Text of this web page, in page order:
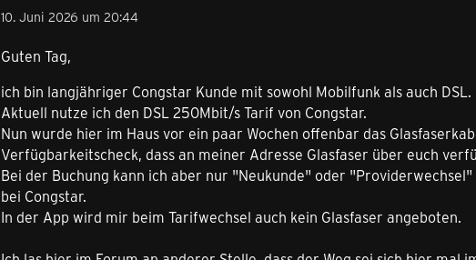
10. Juni 2026 um 20:44
Guten Tag,
ich bin langjähriger Congstar Kunde mit sowohl Mobilfunk als auch DSL.
Aktuell nutze ich den DSL 250Mbit/s Tarif von Congstar.
Nun wurde hier im Haus vor ein paar Wochen offenbar das
Verfügbarkeitscheck, dass an meiner Adresse Glasfaser über euch
Bei der Buchung kann ich aber nur "Neukunde" oder
bei Congstar.
In der App wird mir beim Tarifwechsel auch kein Glasfaser angeboten.